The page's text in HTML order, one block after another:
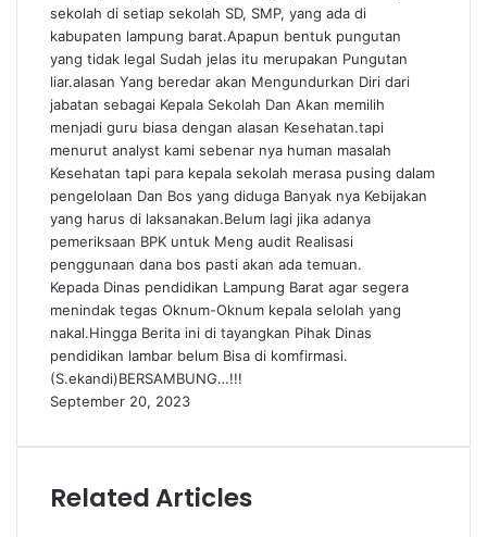
sekolah di setiap sekolah SD, SMP, yang ada di
kabupaten lampung barat.Apapun bentuk pungutan
yang tidak legal Sudah jelas itu merupakan Pungutan
liar.alasan Yang beredar akan Mengundurkan Diri dari
jabatan sebagai Kepala Sekolah Dan Akan memilih
menjadi guru biasa dengan alasan Kesehatan.tapi
menurut analyst kami sebenar nya human masalah
Kesehatan tapi para kepala sekolah merasa pusing dalam
pengelolaan Dan Bos yang diduga Banyak nya Kebijakan
yang harus di laksanakan.Belum lagi jika adanya
pemeriksaan BPK untuk Meng audit Realisasi
penggunaan dana bos pasti akan ada temuan.
Kepada Dinas pendidikan Lampung Barat agar segera
menindak tegas Oknum-Oknum kepala selolah yang
nakal.Hingga Berita ini di tayangkan Pihak Dinas
pendidikan lambar belum Bisa di komfirmasi.
(S.ekandi)BERSAMBUNG…!!!
September 20, 2023
Related Articles